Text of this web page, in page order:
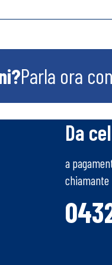
Parla ora
Da
a
chiamante